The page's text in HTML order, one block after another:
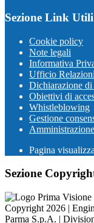
Sezione Link Utili
Cookie policy
Note legali
Informativa
Ufficio
Dichiarazione di
Obiettivi di
Whistleblowing
Gestione
Pagina
Sezione
Copyright 2026 |
Parma S.p.A. |